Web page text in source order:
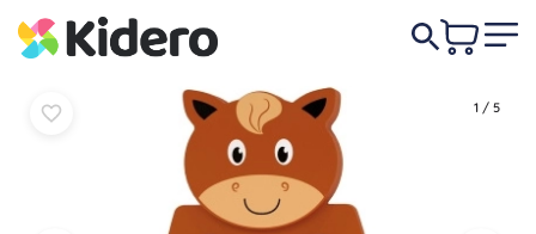
1 / 5
35,50 €
In